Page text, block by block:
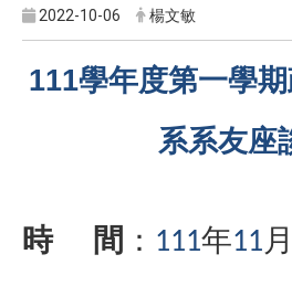
2022-10-06 楊文敏
111學年度第一學期
系系友座
時 間 ： 111年11 月